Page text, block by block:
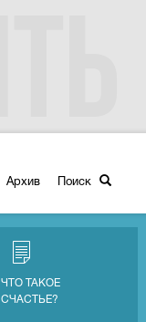
Архив Поиск
ЧТО ТАКОЕ
СЧАСТЬЕ?